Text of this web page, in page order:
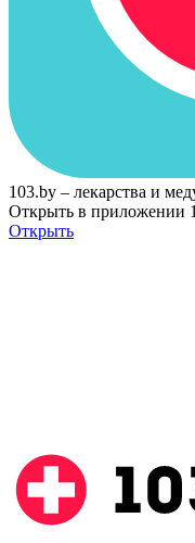
103.by – лекарства и
Открыть в приложении
Открыть